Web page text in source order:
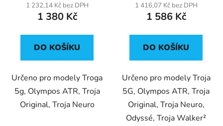
1 232,14 Kč bez DPH
1 380 Kč
DO KOŠÍKU
Určeno pro modely Troga
5g, Olympos ATR, Troja
Original, Troja Neuro
1 416,07 Kč bez DPH
1 586 Kč
DO KOŠÍKU
Určeno pro modely Troja
5G, Olympos ATR, Troja
Original, Troja Neuro,
Odyssé, Troja Walker²